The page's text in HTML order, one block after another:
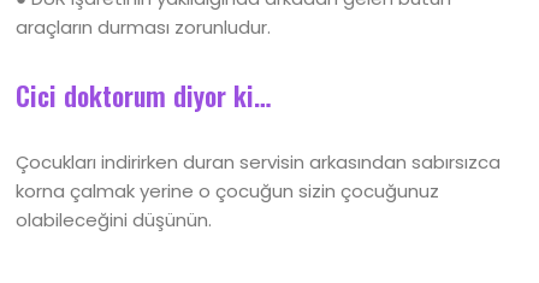
araçların durması zorunludur.
Cici doktorum diyor ki…
Çocukları indirirken duran servisin arkasından sabırsızca
korna çalmak yerine o çocuğun sizin çocuğunuz
olabileceğini düşünün.